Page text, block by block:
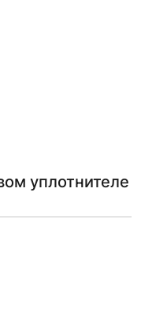
уплотнителе